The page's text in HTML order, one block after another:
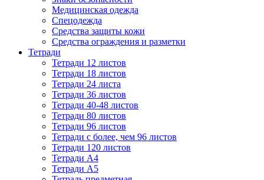
Медицинская одежда
Спецодежда
Средства защиты кожи
Средства ограждения и разметки
Тетради
Тетради 12 листов
Тетради 18 листов
Тетради 24 листа
Тетради 36 листов
Тетради 40-48 листов
Тетради 80 листов
Тетради 96 листов
Тетради с более, чем 96 листов
Тетради 120 листов
Тетради А4
Тетради А5